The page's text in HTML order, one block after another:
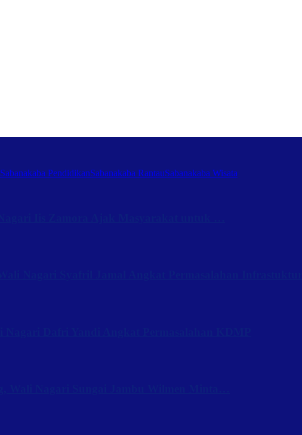
Sabanakaba PendidikanSabanakaba RantauSabanakaba Wisata